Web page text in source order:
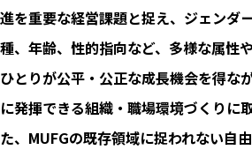
進を重要な経営課題と捉え、ジェンダ
種、年齢、性的指向など、多様な属性
ひとりが公平・公正な成⻑機会を得な
に発揮できる組織・職場環境づくりに
た、MUFGの既存領域に捉われない自